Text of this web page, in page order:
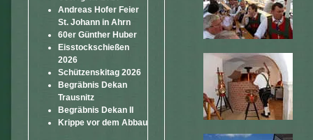
Andreas Hofer Feier
St. Johann in Ahrn
60er Günther Huber
Eisstockschießen
2026
Schützenskitag 2026
Begräbnis Dekan
Trausnitz
Begräbnis Dekan II
Krippe vor dem Abbau